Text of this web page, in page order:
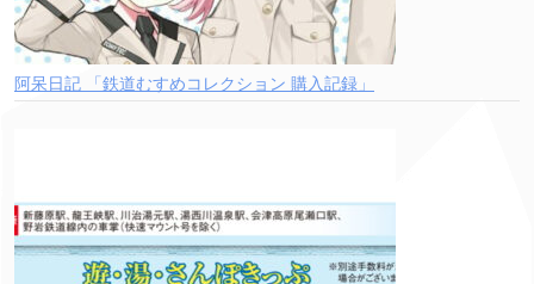
阿呆日記 「鉄道むすめコレクション 購入記録」